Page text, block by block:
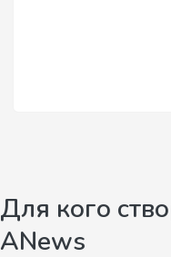
Для кого
ANews